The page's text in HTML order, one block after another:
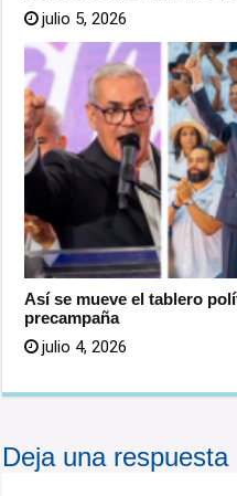
julio 5, 2026
Así se mueve el tablero
precampaña
julio 4, 2026
Deja una respuesta